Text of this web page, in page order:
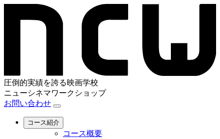
圧倒的実績を誇る映画学校
ニューシネマワークショップ
お問い合わせ
コース紹介
コース概要